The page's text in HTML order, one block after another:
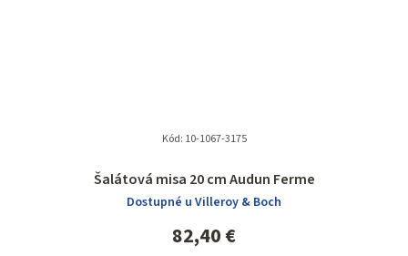
Šalátová misa 20 cm Audun Ferme
Dostupné u Villeroy & Boch
82,40 €
Kód: 10-1067-3175